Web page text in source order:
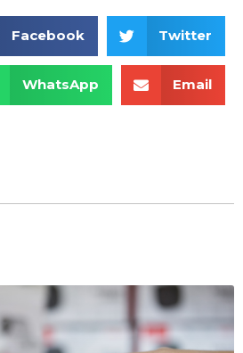
Facebook Twitter
WhatsApp Email